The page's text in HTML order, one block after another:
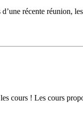
récente réunion,
cours ! Les cours